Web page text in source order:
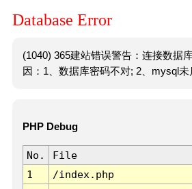
Database Error
(1040) 365建站错误警告：连接数据
因：1、数据库密码不对; 2、mysql未
PHP Debug
No. File
1
/index.php